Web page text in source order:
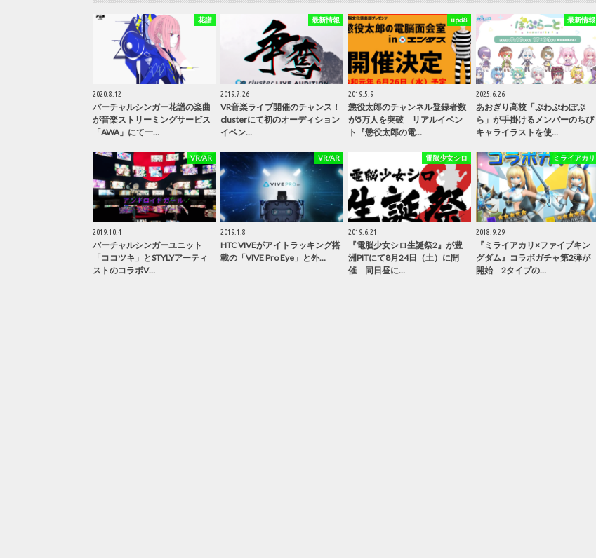
花譜
2020.8.12
バーチャルシンガー花譜の楽曲
が音楽ストリーミングサービス
「AWA」にて一…
最新情報
2019.7.26
VR音楽ライブ開催のチャンス！
clusterにて初のオーディション
イベン…
upd8
2019.5.9
懲役太郎のチャンネル登録者数
が5万人を突破 リアルイベン
ト『懲役太郎の電…
最新情報
2025.6.26
あおぎり高校「ぷわぷわぽぷ
ら」が手掛けるメンバーのちび
キャライラストを使…
VR/AR
2019.10.4
バーチャルシンガーユニット
「ココツキ」とSTYLYアーティ
ストのコラボV…
VR/AR
2019.1.8
HTC VIVEがアイトラッキング搭
載の「VIVE Pro Eye」と外…
電脳少女シロ
2019.6.21
『電脳少女シロ生誕祭2』が豊
洲PITにて8月24日（土）に開
催 同日昼に…
ミライアカリ
2018.9.29
『ミライアカリ×ファイブキン
グダム』コラボガチャ第2弾が
開始 2タイプの…